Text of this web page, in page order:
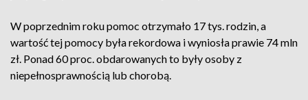
W poprzednim roku pomoc otrzymało 17 tys. rodzin, a
wartość tej pomocy była rekordowa i wyniosła prawie 74 mln
zł. Ponad 60 proc. obdarowanych to były osoby z
niepełnosprawnością lub chorobą.